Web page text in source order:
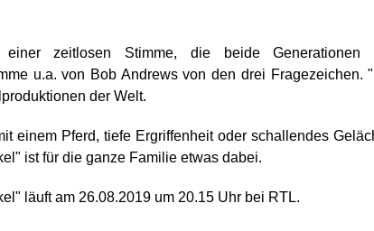
zeitlosen Stimme, die beide Generationen
u.a. von Bob Andrews von den drei Fragezeichen.
der Welt.
einem Pferd, tiefe Ergriffenheit oder schallendes
ist für die ganze Familie etwas dabei.
läuft am 26.08.2019 um 20.15 Uhr bei RTL.